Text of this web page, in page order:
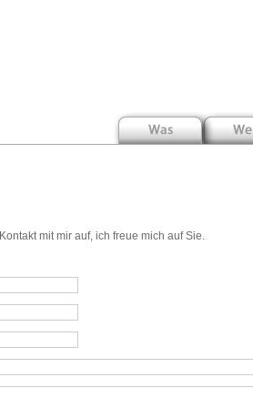
mit mir auf, ich freue mich auf Sie.